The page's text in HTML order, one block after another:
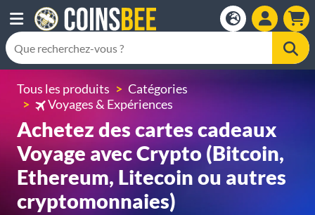
Tous les produits
Catégories
Voyages & Expériences
Achetez des cartes cadeaux
Voyage avec Crypto (Bitcoin,
Ethereum, Litecoin ou autres
cryptomonnaies)